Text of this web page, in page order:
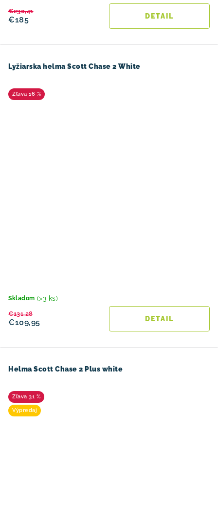
€185
€230,41
DETAIL
Lyžiarska helma Scott Chase 2 White
16 %
Skladom (>3 ks)
€109,95
€131,28
DETAIL
Helma Scott Chase 2 Plus white
31 %
Výpredaj